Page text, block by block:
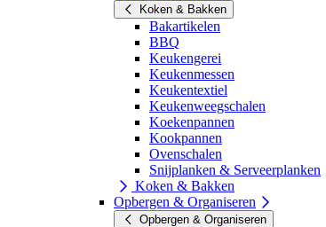
Koken & Bakken
Bakartikelen
BBQ
Keukengerei
Keukenmessen
Keukentextiel
Keukenweegschalen
Koekenpannen
Kookpannen
Ovenschalen
Snijplanken & Serveerplanken
Koken & Bakken
Opbergen & Organiseren
Opbergen & Organiseren